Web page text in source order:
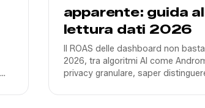
apparente: guida
lettura dati 2026
Il ROAS delle dashboard non
2026, tra algoritmi AI come
privacy granulare, saper
via per scalare.